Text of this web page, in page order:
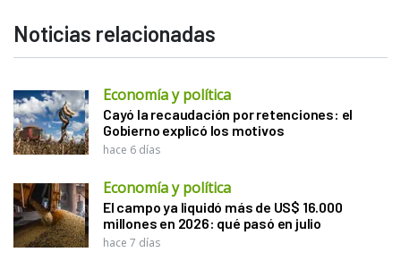
Noticias relacionadas
Economía y política
Cayó la recaudación por retenciones: el
Gobierno explicó los motivos
hace 6 días
Economía y política
El campo ya liquidó más de US$ 16.000
millones en 2026: qué pasó en julio
hace 7 días